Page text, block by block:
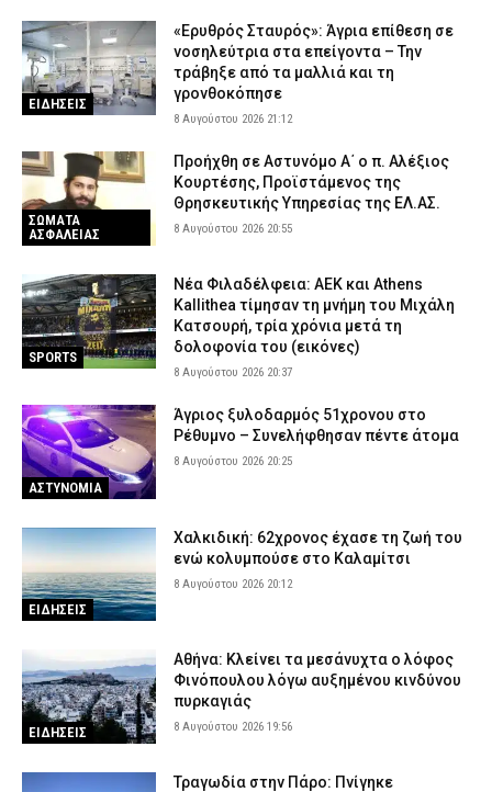
Πολέμου
LIFE 8 Αυγούστου 2026 13:39
ΕΛ.ΑΣ.: Προήχθη ο Διοικητής του Α.Τ. Αλεξάνδρειας, Δημήτρης
ΣΩΜΑΤΑ ΑΣΦΑΛΕΙΑΣ
ΑΑΔΕ: Άνοιξε εκ νέου το σύστημα Ενιαίας Αίτησης Ενίσχυσης
2025 – Μέχρι μπορείτε να κάνετε διορθώσεις
CAPITAL 8 Αυγούστου 2026 13:12
ΕΙΔΗΣΕΙΣ
«Ερυθρός Σταυρός»: Άγρια επίθεση σε
νοσηλεύτρια στα επείγοντα – Την
τράβηξε από τα μαλλιά και τη
γρονθοκόπησε
8 Αυγούστου 2026 21:12
ΣΩΜΑΤΑ
ΑΣΦΑΛΕΙΑΣ
Προήχθη σε Αστυνόμο Α΄ ο π. Αλέξιος
Κουρτέσης, Προϊστάμενος της
Θρησκευτικής Υπηρεσίας της ΕΛ.ΑΣ.
8 Αυγούστου 2026 20:55
SPORTS
Νέα Φιλαδέλφεια: ΑΕΚ και Athens
Kallithea τίμησαν τη μνήμη του Μιχάλη
Κατσουρή, τρία χρόνια μετά τη
δολοφονία του (εικόνες)
8 Αυγούστου 2026 20:37
ΑΣΤΥΝΟΜΙΑ
Άγριος ξυλοδαρμός 51χρονου στο
Ρέθυμνο – Συνελήφθησαν πέντε άτομα
8 Αυγούστου 2026 20:25
ΕΙΔΗΣΕΙΣ
Χαλκιδική: 62χρονος έχασε τη ζωή του
ενώ κολυμπούσε στο Καλαμίτσι
8 Αυγούστου 2026 20:12
ΕΙΔΗΣΕΙΣ
Αθήνα: Κλείνει τα μεσάνυχτα ο λόφος
Φινόπουλου λόγω αυξημένου κινδύνου
πυρκαγιάς
8 Αυγούστου 2026 19:56
Τραγωδία στην Πάρο: Πνίγηκε